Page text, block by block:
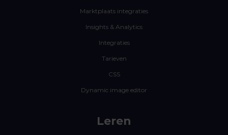
Marktplaats integraties
Insights & Analytics
Integraties
Tarieven
CSS
Dynamic image editor
Leren